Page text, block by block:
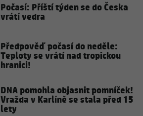
Počasí: Příští týden se do Česka
vrátí vedra
Předpověď počasí do neděle:
Teploty se vrátí nad tropickou
hranici!
DNA pomohla objasnit pomníček!
Vražda v Karlíně se stala před 15
lety